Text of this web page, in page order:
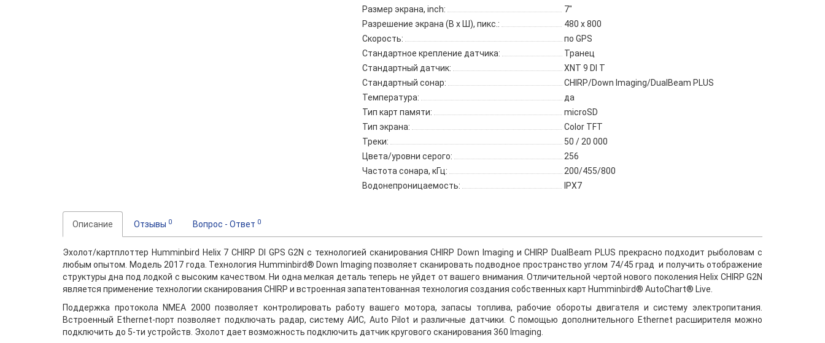
Размер экрана, inch:
7"
Разрешение экрана (В x Ш), пикс.:
480 x 800
Скорость:
по GPS
Стандартное крепление датчика:
Транец
Стандартный датчик:
XNT 9 DI T
Стандартный сонар:
CHIRP/Down Imaging/DualBeam PLUS
Температура:
да
Тип карт памяти:
microSD
Тип экрана:
Color TFT
Треки:
50 / 20 000
Цвета/уровни серого:
256
Частота сонара, кГц:
200/455/800
Водонепроницаемость:
IPX7
Описание Отзывы 0 Вопрос - Ответ 0
Эхолот/картплоттер Humminbird Helix 7 CHIRP DI GPS G2N с технологией сканирования CHIRP Down Imaging и CHIRP DualBeam PLUS прекрасно подходит рыболовам с
любым опытом. Модель 2017 года. Технология Humminbird® Down Imaging позволяет сканировать подводное пространство углом 74/45 град и получить отображение
структуры дна под лодкой с высоким качеством. Ни одна мелкая деталь теперь не уйдет от вашего внимания. Отличительной чертой нового поколения Helix CHIRP G2N
является применение технологии сканирования CHIRP и встроенная запатентованная технология создания собственных карт Humminbird® AutoChart® Live.
Поддержка протокола NMEA 2000 позволяет контролировать работу вашего мотора, запасы топлива, рабочие обороты двигателя и систему электропитания.
Встроенный Ethernet-порт позволяет подключать радар, систему АИС, Auto Pilot и различные датчики. С помощью дополнительного Ethernet расширителя можно
подключить до 5-ти устройств. Эхолот дает возможность подключить датчик кругового сканирования 360 Imaging.